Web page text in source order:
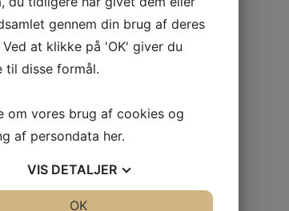
gennem din brug af deres
Ved at klikke på 'OK' giver du
til disse formål.
om vores brug af cookies og
af persondata her.
VIS DETALJER
OK